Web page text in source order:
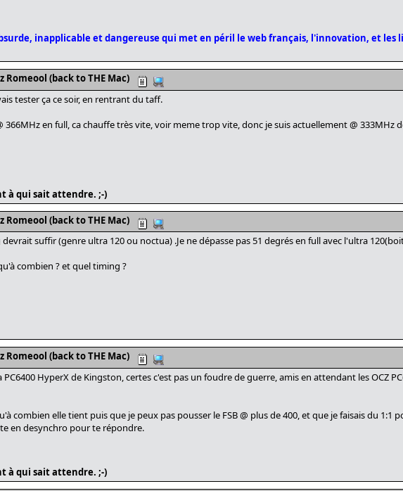
inapplicable et dangereuse qui met en péril le web français, l'innovation, et les
Romeool (back to THE Mac)
tester ça ce soir, en rentrant du taff.
366MHz en full, ca chauffe très vite, voir meme trop vite, donc je suis actuellement @ 333MHz
à qui sait attendre. ;-)
Romeool (back to THE Mac)
suffir (genre ultra 120 ou noctua) .Je ne dépasse pas 51 degrés en full avec l'ultra
combien ? et quel timing ?
Romeool (back to THE Mac)
PC6400 HyperX de Kingston, certes c'est pas un foudre de guerre, amis en attendant les OCZ
combien elle tient puis que je peux pas pousser le FSB @ plus de 400, et que je faisais du 1:1
en desynchro pour te répondre.
à qui sait attendre. ;-)